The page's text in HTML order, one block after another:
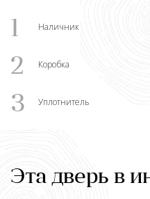
1 Наличник
2 Коробка
3 Уплотнитель
Эта дверь в